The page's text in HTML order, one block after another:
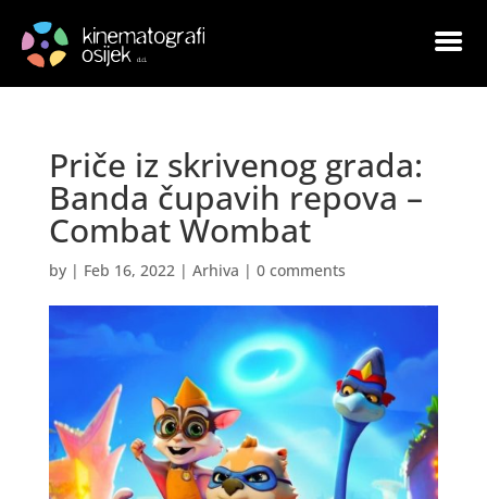
Priče iz skrivenog grada:
Banda čupavih repova –
Combat Wombat
by | Feb 16, 2022| Arhiva | 0 comments